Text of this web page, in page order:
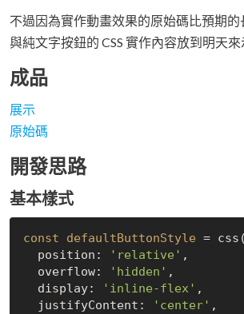
不過因為實作動畫效果的原始碼比預期
與純文字按鈕的 CSS 實作內容放到明天來
成品
展示
原始碼
開發思路
基本樣式
const defaultButtonStyle =
  position:
'relative' ,
  overflow:
'hidden' ,
  display:
'inline-flex' ,
  justifyContent:
'center' ,